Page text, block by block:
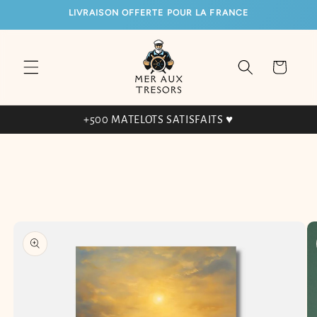
AU
LIVRAISON OFFERTE POUR LA FRANCE
Panier
+500 MATELOTS SATISFAITS ♥